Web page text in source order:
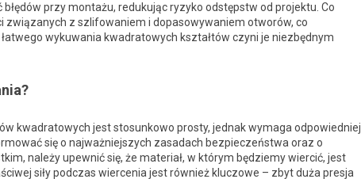
przy montażu, redukując ryzyko odstępstw od projektu. Co
związanych z szlifowaniem i dopasowywaniem otworów, co
wykuwania kwadratowych kształtów czyni je niezbędnym
kwadratowych jest stosunkowo prosty, jednak wymaga odpowiedniej
się o najważniejszych zasadach bezpieczeństwa oraz o
należy upewnić się, że materiał, w którym będziemy wiercić, jest
siły podczas wiercenia jest również kluczowe – zbyt duża presja